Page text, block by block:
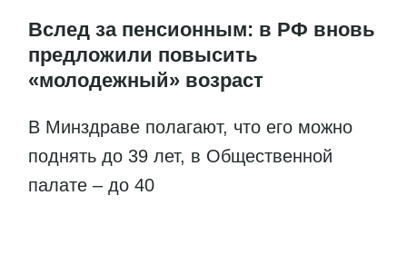
Вслед за пенсионным: в РФ вновь
предложили повысить
«молодежный» возраст
В Минздраве полагают, что его можно
поднять до 39 лет, в Общественной
палате – до 40